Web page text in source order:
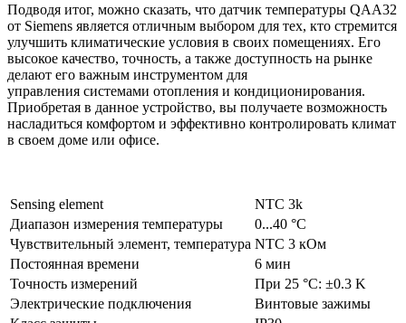
Подводя итог, можно сказать, что датчик температуры QAA32
от Siemens является отличным выбором для тех, кто стремится
улучшить климатические условия в своих помещениях. Его
высокое качество, точность, а также доступность на рынке
делают его важным инструментом для
управления системами отопления и кондиционирования.
Приобретая в данное устройство, вы получаете возможность
насладиться комфортом и эффективно контролировать климат
в своем доме или офисе.
Sensing element
NTC 3k
Диапазон измерения температуры
0...40 °C
Чувствительный элемент, температура NTC 3 кОм
Постоянная времени
6 мин
Точность измерений
При 25 °C: ±0.3 K
Электрические подключения
Винтовые зажимы